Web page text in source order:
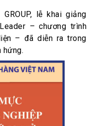
lễ khai giảng
– chương trình
– đã diễn ra trong
hứng.